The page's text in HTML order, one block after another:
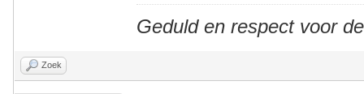
Geduld en respect voor
Zoek